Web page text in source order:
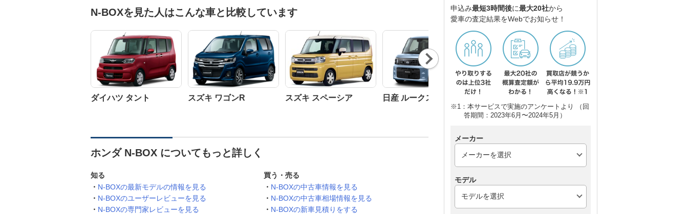
N-BOXを見た人はこんな車と比較しています
ダイハツ タント スズキ ワゴンR スズキ スペーシア 日産 ルークス
ム
Nex
t
ホンダ N-BOX についてもっと詳しく
知る
N-BOXの最新モデルの情報を見る
N-BOXのユーザーレビューを見る
N-BOXの専門家レビューを見る
買う・売る
N-BOXの中古車情報を見る
N-BOXの中古車相場情報を見る
N-BOXの新車見積りをする
申込み最短3時間後に最大20社から
愛車の査定結果をWebでお知らせ！
※1：本サービスで実施のアンケートより （回
答期間：2023年6月〜2024年5月）
メーカー
モデル